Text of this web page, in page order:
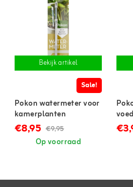
Bekijk artikel
Sale!
Pokon watermeter voor
kamerplanten
€8,95 €9,95
Op voorraad